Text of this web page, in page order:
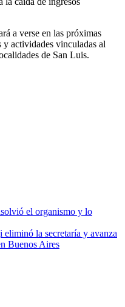
a verse en las próximas
y actividades vinculadas al
de San Luis.
el organismo y lo
la secretaría y avanza
Buenos Aires